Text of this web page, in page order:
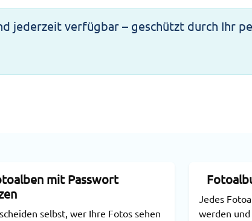
jederzeit verfügbar – geschützt durch Ihr
mit Passwort
selbst, wer Ihre Fotos sehen
Jedes
werden